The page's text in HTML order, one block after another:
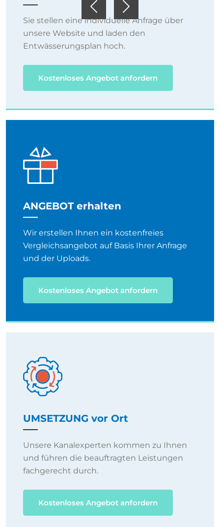
PreviousNext
Sie stellen eine individuelle Anfrage über
unsere Website und laden den
Entwässerungsplan hoch.
Kostenloses Angebot anfordern
ANGEBOT erhalten
Wir erstellen Ihnen ein kostenfreies
Vergleichsangebot auf Basis Ihrer Anfrage
und der Uploads.
Kostenloses Angebot anfordern
UMSETZUNG vor Ort
Unsere Kanalexperten kommen zu Ihnen
und führen die beauftragten Leistungen
fachgerecht durch.
Kostenloses Angebot anfordern